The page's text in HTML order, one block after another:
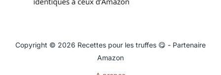
Copyright © 2026 Recettes pour les truffes 😋 - Partenaire
Amazon